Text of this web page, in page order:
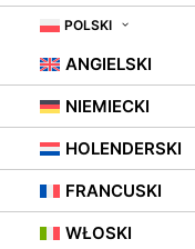
POLSKI
ANGIELSKI
NIEMIECKI
HOLENDERSKI
FRANCUSKI
WŁOSKI